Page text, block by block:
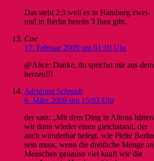
Das steht 2:3 weil es in Hamburg zwei-
und in Berlin bereits 3 Ikea gibt.
Coe
17. Februar 2009 um 01:10 Uhr
@Alice: Danke, du sprichst mir aus dem
herzen!!!
Adrianna Schmidt
6. März 2009 um 15:03 Uhr
der satz: „Mit dem Ding in Altona hätten
wir dann wieder einen gleichstand, der
auch wunderbar belegt, wie Pleite Berlin
sein muss, wenn die dreifache Menge an
Menschen genauso viel kauft wie die